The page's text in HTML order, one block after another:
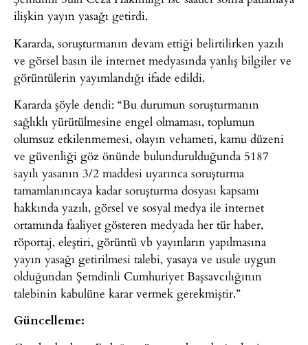
ilişkin yayın yasağı getirdi.
Kararda, soruşturmanın devam ettiği belirtilirken yazılı
ve görsel basın ile internet medyasında yanlış bilgiler ve
görüntülerin yayımlandığı ifade edildi.
Kararda şöyle dendi: “Bu durumun soruşturmanın
sağlıklı yürütülmesine engel olmaması, toplumun
olumsuz etkilenmemesi, olayın vehameti, kamu düzeni
ve güvenliği göz önünde bulundurulduğunda 5187
sayılı yasanın 3/2 maddesi uyarınca soruşturma
tamamlanıncaya kadar soruşturma dosyası kapsamı
hakkında yazılı, görsel ve sosyal medya ile internet
ortamında faaliyet gösteren medyada her tür haber,
röportaj, eleştiri, görüntü vb yayınların yapılmasına
yayın yasağı getirilmesi talebi, yasaya ve usule uygun
olduğundan Şemdinli Cumhuriyet Başsavcılığının
talebinin kabulüne karar vermek gerekmiştir.”
Güncelleme: